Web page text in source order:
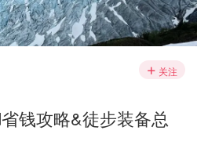
关注
钱攻略&徒步装备总